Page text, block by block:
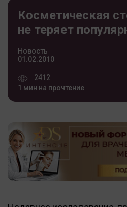
Косметическая
не теряет
Новость
01.02.2010
2412
1 мин на прочтение